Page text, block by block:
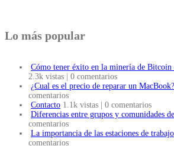
Lo más popular
Cómo tener éxito en la minería de Bitcoin
2.3k vistas
0 comentarios
¿Cual es el precio de reparar un MacBook?
comentarios
Contacto 1.1k vistas
0 comentarios
Diferencias entre grupos y comunidades
comentarios
La importancia de las estaciones de trabajo
comentarios